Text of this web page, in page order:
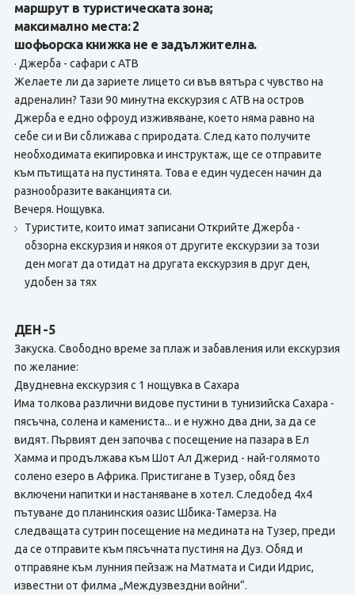
маршрут в туристическата зона;
максимално места: 2
шофьорска книжка не е задължителна.
· Джерба - сафари с АТВ
Желаете ли да зариете лицето си във вятъра с чувство на
адреналин? Тази 90 минутна екскурзия с АТВ на остров
Джерба е едно офроуд изживяване, което няма равно на
себе си и Ви сближава с природата. След като получите
необходимата екипировка и инструктаж, ще се отправите
към пътищата на пустинята. Това е един чудесен начин да
разнообразите ваканцията си.
Вечеря. Нощувка.
Туристите, които имат записани Открийте Джерба -
обзорна екскурзия и някоя от другите екскурзии за този
ден могат да отидат на другата екскурзия в друг ден,
удобен за тях
ДЕН -5
Закуска. Свободно време за плаж и забавления или екскурзия
по желание:
Двудневна екскурзия с 1 нощувка в Сахара
Има толкова различни видове пустини в тунизийска Сахара -
пясъчна, солена и камениста... и е нужно два дни, за да се
видят. Първият ден започва с посещение на пазара в Ел
Хамма и продължава към Шот Ал Джерид - най-голямото
солено езеро в Африка. Пристигане в Тузер, обяд без
включени напитки и настаняване в хотел. Следобед 4х4
пътуване до планинския оазис Шбика-Тамерза. На
следващата сутрин посещение на медината на Тузер, преди
да се отправите към пясъчната пустиня на Дуз. Обяд и
отправяне към лунния пейзаж на Матмата и Сиди Идрис,
известни от филма „Междузвездни войни“.